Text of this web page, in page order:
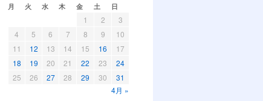
月 火 水 木 金 土 日
1 2
3
4
5 6 7 8 9
10
11
12 13 14 15 16
17
18
19 20 21 22 23
24
25
26 27 28 29 30
31
4月 »